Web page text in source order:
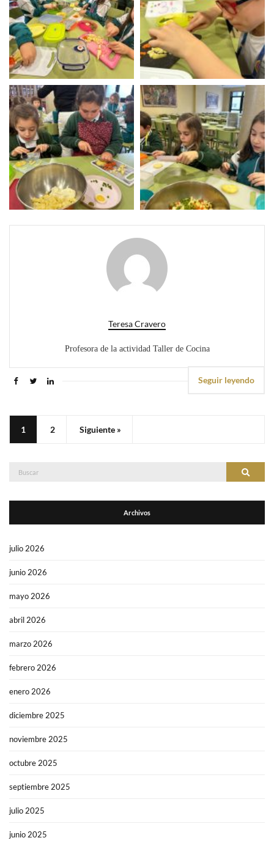
Teresa Cravero
Profesora de la actividad Taller de Cocina
Seguir leyendo
1 2 Siguiente »
Buscar: Buscar
Archivos
julio 2026
junio 2026
mayo 2026
abril 2026
marzo 2026
febrero 2026
enero 2026
diciembre 2025
noviembre 2025
octubre 2025
septiembre 2025
julio 2025
junio 2025